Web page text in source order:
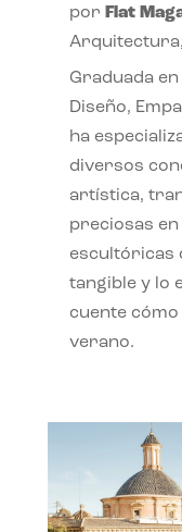
por Flat
Arquitectura,
Graduada
Diseño,
ha
diversos
artística,
preciosas
escultóricas
tangible y lo
cuente cómo
verano.